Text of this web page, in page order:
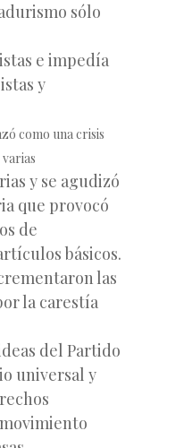
sólo
e impedía
y
como una crisis
y se agudizó
que provocó
de
básicos.
las
la carestía
del Partido
universal y